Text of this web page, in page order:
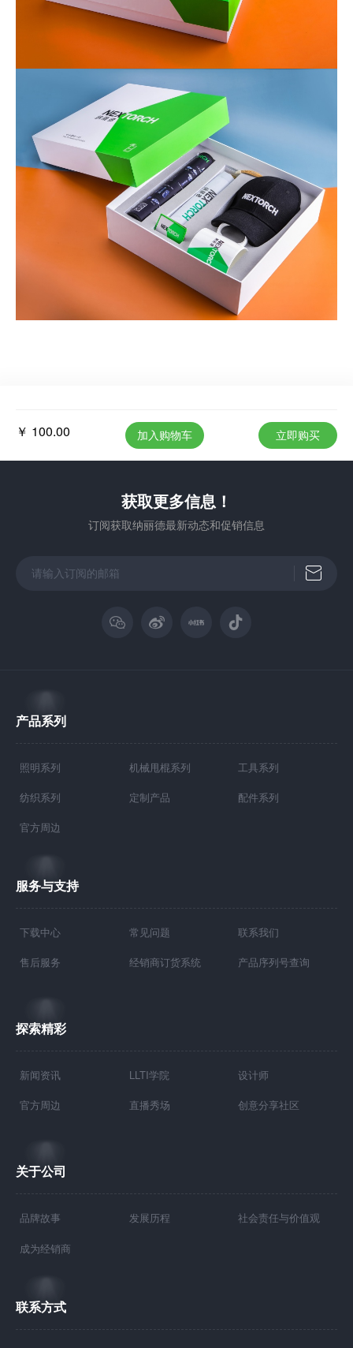
￥ 100.00 加入购物车 立即购买
获取更多信息！
订阅获取纳丽德最新动态和促销信息
产品系列
照明系列 机械甩棍系列 工具系列
纺织系列 定制产品 配件系列
官方周边
服务与支持
下载中心 常见问题 联系我们
售后服务 经销商订货系统 产品序列号查询
探索精彩
新闻资讯 LLTI学院 设计师
官方周边 直播秀场 创意分享社区
关于公司
品牌故事 发展历程 社会责任与价值观
成为经销商
联系方式